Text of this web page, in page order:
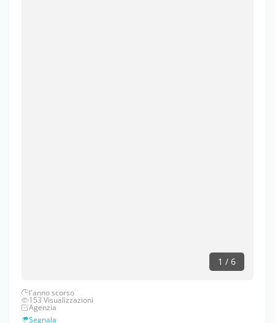
1 / 6
l'anno scorso
153 Visualizzazioni
Agenzia
Segnala